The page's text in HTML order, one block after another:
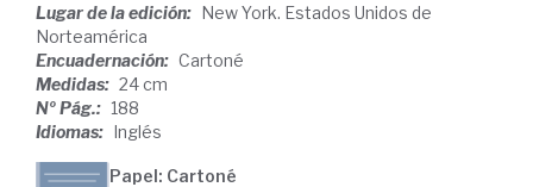
Lugar de la edición: New York. Estados Unidos de
Norteamérica
Encuadernación: Cartoné
Medidas: 24 cm
Nº Pág.: 188
Idiomas: Inglés
Papel: Cartoné